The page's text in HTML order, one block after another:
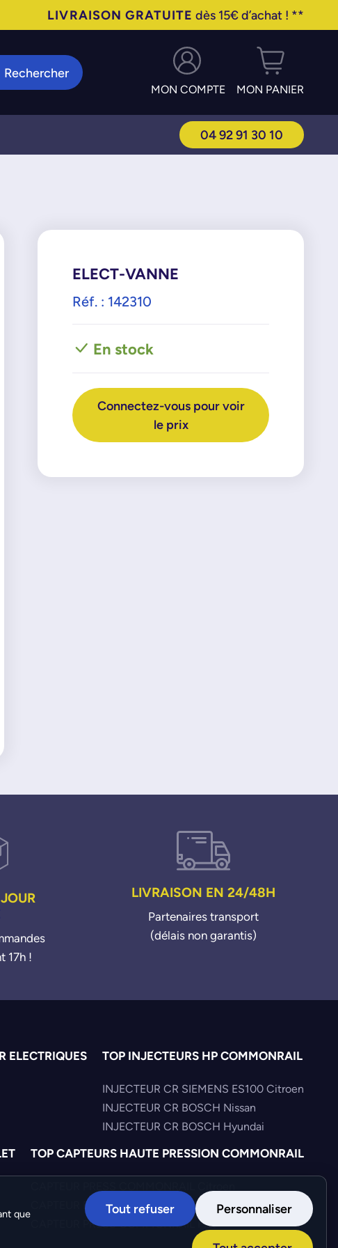
LIVRAISON GRATUITE dès 15€ d’achat ! **
Rechercher
MON COMPTE MON PANIER
04 92 91 30 10
ELECT-VANNE
Réf. : 142310
En stock
Connectez-vous pour voir
le prix
17h !
LIVRAISON EN 24/48H
Partenaires transport
(délais non garantis)
ELECTRIQUES TOP INJECTEURS HP COMMONRAIL
INJECTEUR CR SIEMENS ES100 Citroen
INJECTEUR CR BOSCH Nissan
INJECTEUR CR BOSCH Hyundai
TOP CAPTEURS HAUTE PRESSION COMMONRAIL
CAPTEUR PRESS COMMONRAIL Mercedes
CAPTEUR PRESS COMMONRAIL Fiat
que
Tout refuser Personnaliser